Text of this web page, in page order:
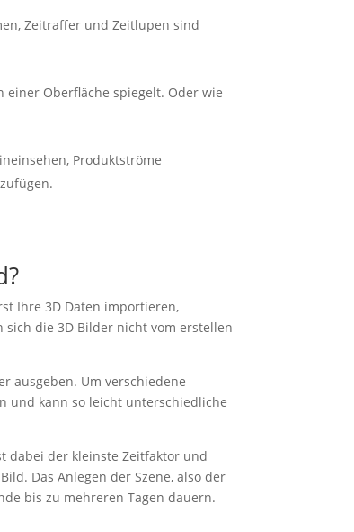
Zeitraffer und Zeitlupen sind
Oberfläche spiegelt. Oder wie
Produktströme
Ihre 3D Daten importieren,
die 3D Bilder nicht vom erstellen
ausgeben. Um verschiedene
und kann so leicht unterschiedliche
dabei der kleinste Zeitfaktor und
Das Anlegen der Szene, also der
bis zu mehreren Tagen dauern.